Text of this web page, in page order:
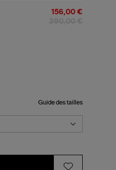
156,00 €
Guide des tailles